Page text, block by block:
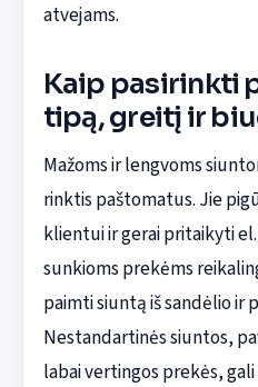
atvejams.
Kaip pasirinkti
tipą, greitį ir
Mažoms ir lengvoms
rinktis paštomatus. Jie
klientui ir gerai pritaikyti
sunkioms prekėms
paimti siuntą iš sandėlio ir
Nestandartinės siuntos,
labai vertingos prekės,